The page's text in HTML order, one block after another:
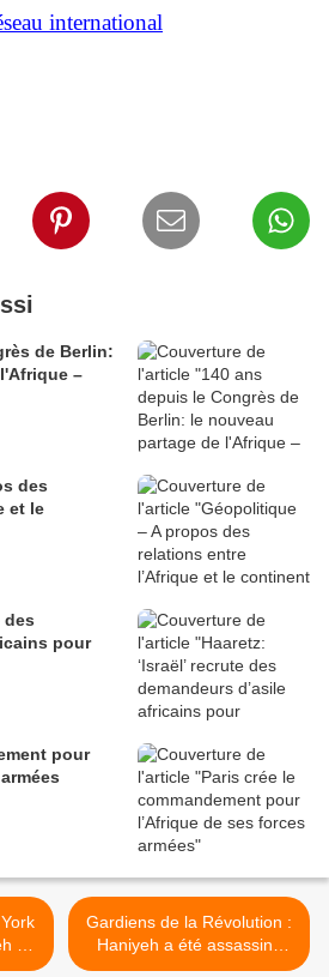
international
de Berlin:
–
des
et le
des
pour
pour
a
Gardiens de la Révolution :
Haniyeh a été assassiné
par un projectile de courte